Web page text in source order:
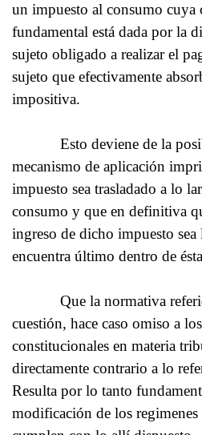
un impuesto al consumo cuya
fundamental está dada por la
sujeto obligado a realizar el
sujeto que efectivamente
impositiva.
Esto deviene de la
mecanismo de aplicación
impuesto sea trasladado a lo
consumo y que en definitiva
ingreso de dicho impuesto sea
encuentra último dentro de
Que la normativa
cuestión, hace caso omiso a
constitucionales en materia
directamente contrario a lo
Resulta por lo tanto
modificación de los